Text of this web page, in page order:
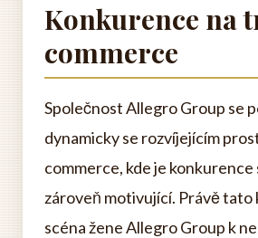
Konkurence na
commerce
Společnost Allegro Group se
dynamicky se rozvíjejícím
commerce, kde je konkurence
zároveň motivující. Právě
scéna žene Allegro Group k